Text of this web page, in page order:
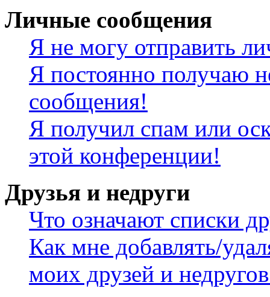
Личные сообщения
Я не могу отправить
Я постоянно получаю
сообщения!
Я получил спам или
этой конференции!
Друзья и недруги
Что означают списки
Как мне добавлять/
моих друзей и